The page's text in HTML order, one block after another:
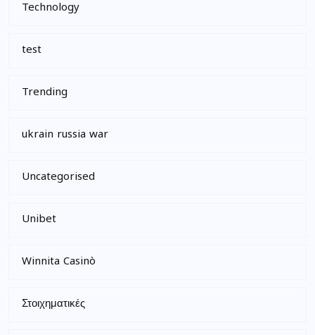
Technology
test
Trending
ukrain russia war
Uncategorised
Unibet
Winnita Casinò
Στοιχηματικές